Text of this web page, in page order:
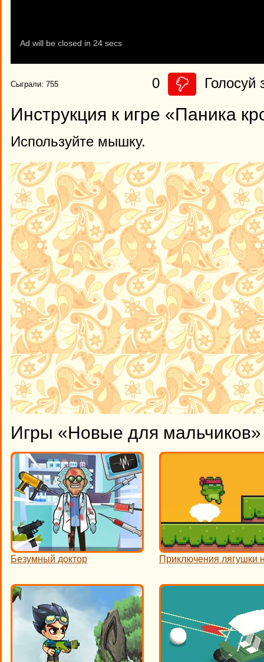
Сыграли: 755 0 Голосуй
Инструкция к игре «Паника
Используйте мышку.
Игры «Новые для мальчиков»
Безумный доктор Приключения лягушки